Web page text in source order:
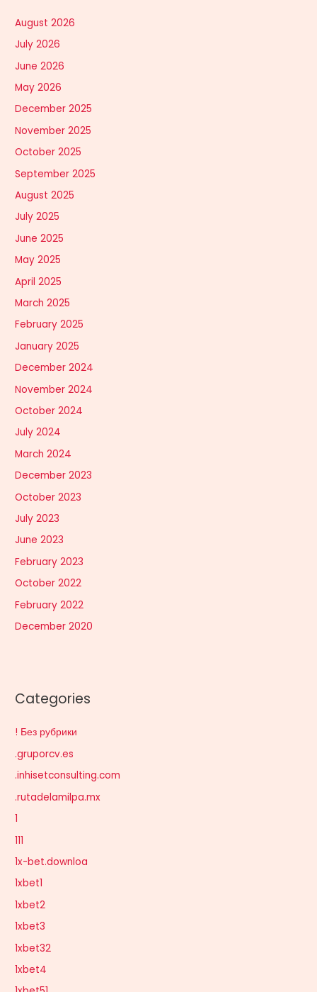
August 2026
July 2026
June 2026
May 2026
December 2025
November 2025
October 2025
September 2025
August 2025
July 2025
June 2025
May 2025
April 2025
March 2025
February 2025
January 2025
December 2024
November 2024
October 2024
July 2024
March 2024
December 2023
October 2023
July 2023
June 2023
February 2023
October 2022
February 2022
December 2020
Categories
! Без рубрики
.gruporcv.es
.inhisetconsulting.com
.rutadelamilpa.mx
1
111
1x-bet.downloa
1xbet1
1xbet2
1xbet3
1xbet32
1xbet4